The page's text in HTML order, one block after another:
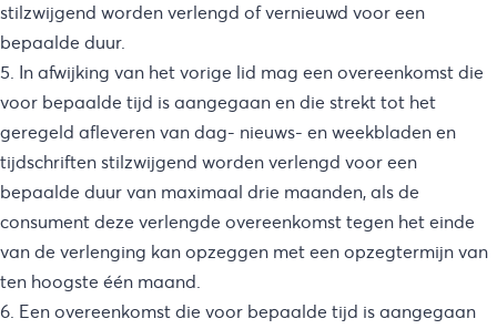
stilzwijgend worden verlengd of vernieuwd voor een
bepaalde duur.
5. In afwijking van het vorige lid mag een overeenkomst die
voor bepaalde tijd is aangegaan en die strekt tot het
geregeld afleveren van dag- nieuws- en weekbladen en
tijdschriften stilzwijgend worden verlengd voor een
bepaalde duur van maximaal drie maanden, als de
consument deze verlengde overeenkomst tegen het einde
van de verlenging kan opzeggen met een opzegtermijn van
ten hoogste één maand.
6. Een overeenkomst die voor bepaalde tijd is aangegaan